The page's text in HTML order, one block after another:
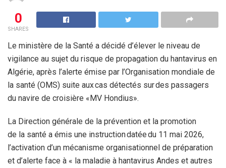
0
SHARES
Le ministère de la Santé a décidé d’élever le niveau de
vigilance au sujet du risque de propagation du hantavirus en
Algérie, après l’alerte émise par l’Organisation mondiale de
la santé (OMS) suite aux cas détectés sur des passagers
du navire de croisière «MV Hondius».
La Direction générale de la prévention et la promotion
de la santé a émis une instruction datée du 11 mai 2026,
l’activation d’un mécanisme organisationnel de préparation
et d’alerte face à « la maladie à hantavirus Andes et autres